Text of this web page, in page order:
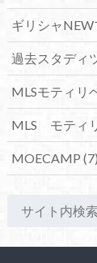
ギリシャNEW
過去スタディ
MLSモティリ
MLS モティ
MOECAMP (7)